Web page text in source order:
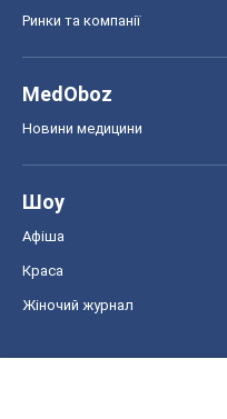
Ринки та компанії
MedOboz
Новини медицини
Шоу
Афіша
Краса
Жіночий журнал